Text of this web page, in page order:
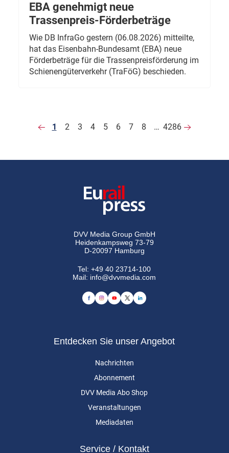
EBA genehmigt neue
Trassenpreis-Förderbeträge
Wie DB InfraGo gestern (06.08.2026) mitteilte,
hat das Eisenbahn-Bundesamt (EBA) neue
Förderbeträge für die Trassenpreisförderung im
Schienengüterverkehr (TraFöG) beschieden.
1 2 3 4 5 6 7 8 … 4286
DVV Media Group GmbH
Heidenkampsweg 73-79
D-20097 Hamburg
Tel:+49 40 23714-100
Mail: info@dvvmedia.com
Entdecken Sie unser Angebot
Nachrichten
Abonnement
DVV Media Abo Shop
Veranstaltungen
Mediadaten
Service / Kontakt